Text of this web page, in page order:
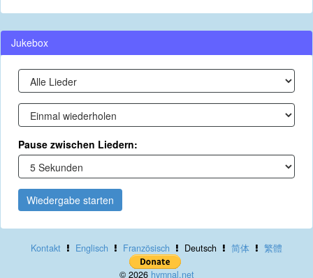
Jukebox
Pause zwischen Liedern:
Wiedergabe starten
Kontakt Englisch Französisch Deutsch 简体 繁體
© 2026 hymnal.net